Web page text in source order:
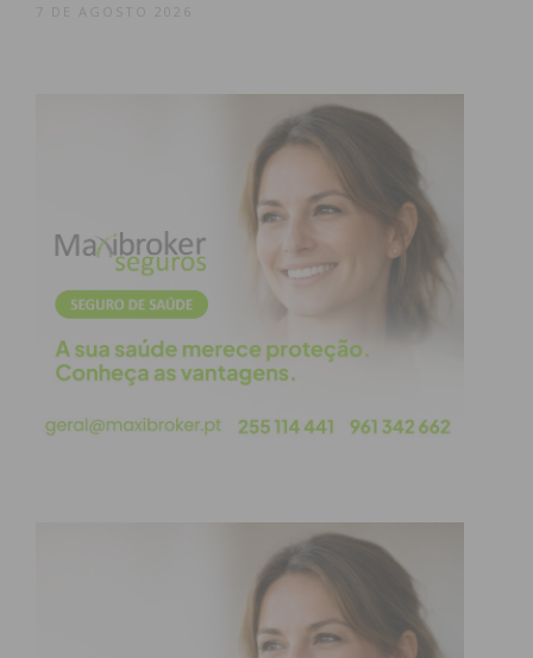
Eu li e concordo com os
termos e
condições
7 DE AGOSTO 2026